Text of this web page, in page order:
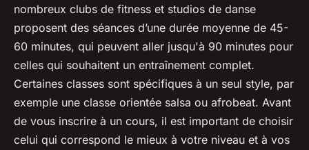
nombreux clubs de fitness et studios de danse
proposent des séances d’une durée moyenne de 45-
60 minutes, qui peuvent aller jusqu'à 90 minutes pour
celles qui souhaitent un entraînement complet.
Certaines classes sont spécifiques à un seul style, par
exemple une classe orientée salsa ou afrobeat. Avant
de vous inscrire à un cours, il est important de choisir
celui qui correspond le mieux à votre niveau et à vos